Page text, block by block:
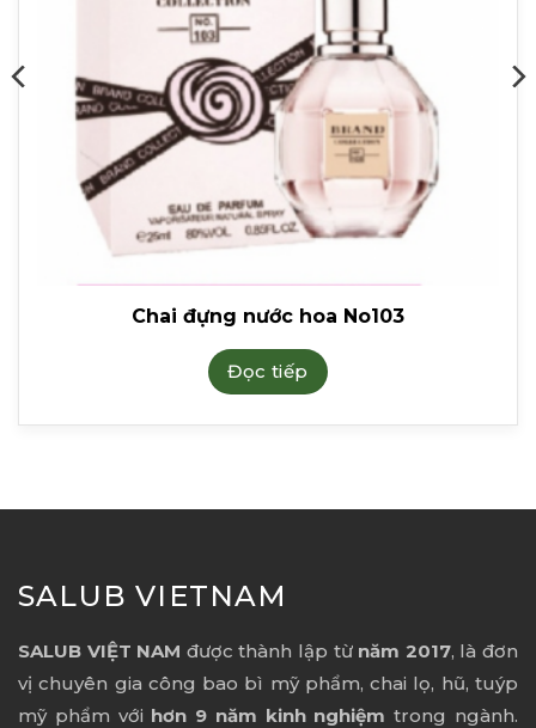
Chai đựng nước hoa No103
Đọc tiếp
SALUB VIETNAM
SALUB VIỆT NAM được thành lập từ năm 2017, là đơn
vị chuyên gia công bao bì mỹ phẩm, chai lọ, hũ, tuýp
mỹ phẩm với hơn 9 năm kinh nghiệm trong ngành.